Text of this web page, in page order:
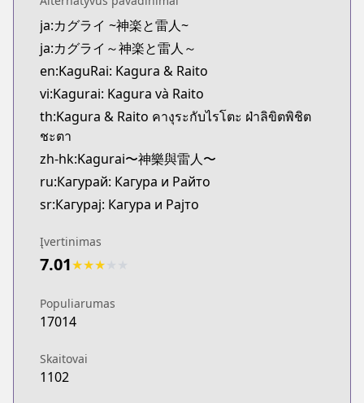
Official Raw
https://www.sunday-webry.com/episode/
Kitsu
Kitsu
https://kitsu.app/manga/75633
MangaUpdates
MangaUpdates
Book☆Walker
Book☆Walker
https://bookwalker.jp/series/545719/list
ja:カグライ ~神楽と雷人~
ja:カグライ～神楽と雷人～
en:KaguRai: Kagura & Raito
vi:Kagurai: Kagura và Raito
th:Kagura & Raito คางุระกับไรโตะ ฝ่าลิขิตพิชิต
ชะตา
zh-hk:Kagurai〜神樂與雷人〜
ru:Кагурай: Кагура и Райто
sr:Кагурај: Кагура и Рајто
Įvertinimas
7.01★★★
Populiarumas
17014
Skaitovai
1102